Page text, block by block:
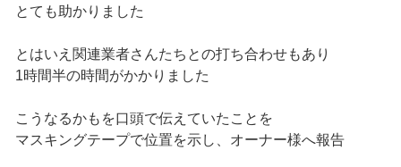
とても助かりました
とはいえ関連業者さんたちとの打ち合わせもあり
1時間半の時間がかかりました
こうなるかもを口頭で伝えていたことを
マスキングテープで位置を示し、オーナー様へ報告